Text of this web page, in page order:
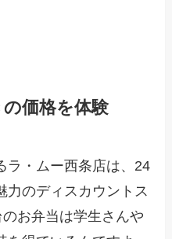
価格を体験
ラ・ムー西条店は、24
力のディスカウントス
お弁当は学生さんや